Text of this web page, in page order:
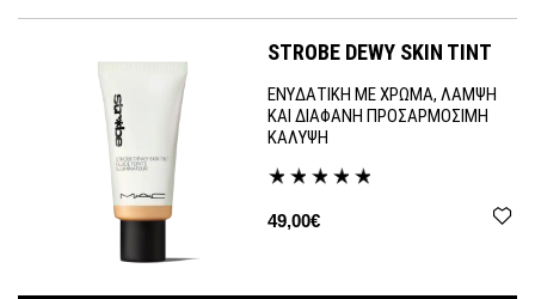
STROBE DEWY SKIN TINT
ΕΝΥΔΑΤΙΚΗ ΜΕ ΧΡΩΜΑ, ΛΑΜΨΗ
ΚΑΙ ΔΙΑΦΑΝΗ ΠΡΟΣΑΡΜΟΣΙΜΗ
ΚΑΛΥΨΗ
49,00€